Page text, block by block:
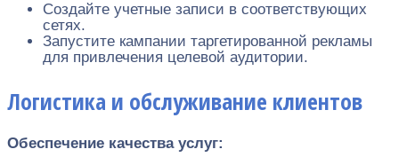
Создайте учетные записи в соответствующих
сетях.
Запустите кампании таргетированной рекламы
для привлечения целевой аудитории.
Логистика и обслуживание клиентов
Обеспечение качества услуг: